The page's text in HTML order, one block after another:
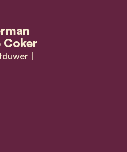
Coker
|
Herman De coker's profile